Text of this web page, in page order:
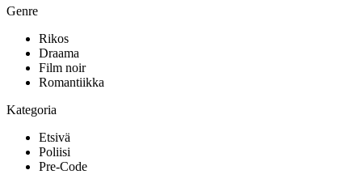
Genre
Rikos
Draama
Film noir
Romantiikka
Kategoria
Etsivä
Poliisi
Pre-Code